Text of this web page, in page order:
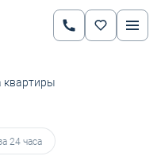
квартиры
24 часа